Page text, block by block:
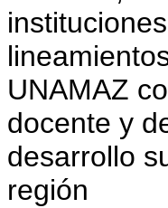
UNAMAZ
docente y
desarrollo
región